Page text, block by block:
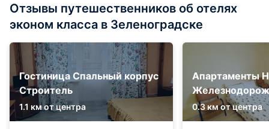
Отзывы путешественников об отелях
эконом класса в Зеленоградске
Гостиница Спальный корпус
Строитель
1.1 км от центра
Апартаменты
0.3 км от центра